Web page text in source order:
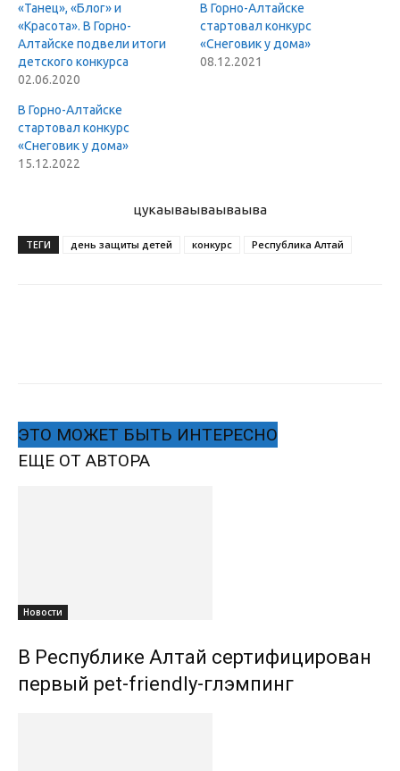
«Танец», «Блог» и
«Красота». В Горно-
Алтайске подвели итоги
детского конкурса
02.06.2020
В Горно-Алтайске
стартовал конкурс
«Снеговик у дома»
08.12.2021
В Горно-Алтайске
стартовал конкурс
«Снеговик у дома»
15.12.2022
цукаываываываыва
ТЕГИ день защиты детей конкурс Республика Алтай
ЭТО МОЖЕТ БЫТЬ ИНТЕРЕСНО
ЕЩЕ ОТ АВТОРА
Новости
В Республике Алтай сертифицирован
первый pet-friendly-глэмпинг